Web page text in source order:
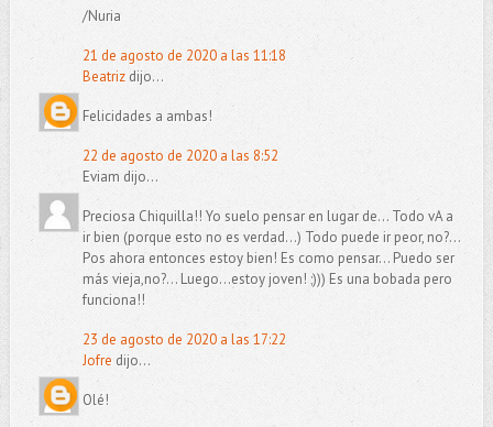
/Nuria
21 de agosto de 2020 a las 11:18
Beatrizdijo...
Felicidades a ambas!
22 de agosto de 2020 a las 8:52
Eviam dijo...
Preciosa Chiquilla!! Yo suelo pensar en lugar de... Todo vA a
ir bien (porque esto no es verdad...) Todo puede ir peor, no?...
Pos ahora entonces estoy bien! Es como pensar... Puedo ser
más vieja,no?... Luego...estoy joven! ;))) Es una bobada pero
funciona!!
23 de agosto de 2020 a las 17:22
Jofre dijo...
Olé!